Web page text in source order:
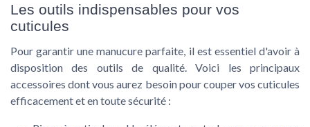
Les outils indispensables pour vos
cuticules
Pour garantir une manucure parfaite, il est essentiel d'avoir à
disposition des outils de qualité. Voici les principaux
accessoires dont vous aurez besoin pour couper vos cuticules
efficacement et en toute sécurité :